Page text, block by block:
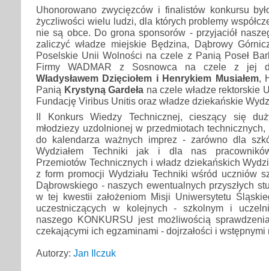
Uhonorowano zwycięzców i finalistów konkursu
życzliwości wielu ludzi, dla których problemy
nie są obce. Do grona sponsorów - przyjaciół
zaliczyć władze miejskie Będzina, Dąbrowy
Poselskie Unii Wolności na czele z Panią Poseł
Firmy WADMAR z Sosnowca na czele z jej
Władysławem Dzięciołem i Henrykiem Musiałem,
Panią Krystyną Gardeła na czele władze rektorskie
Fundację Viribus Unitis oraz władze dziekańskie
II Konkurs Wiedzy Technicznej, cieszący się
młodziezy uzdolnionej w przedmiotach technicznych,
do kalendarza ważnych imprez - zarówno dla
Wydziałem Techniki jak i dla nas
Przemiotów Technicznych i władz dziekańskich
z form promocji Wydziału Techniki wśród uczniów
Dąbrowskiego - naszych ewentualnych przyszłych
w tej kwestii założeniom Misji Uniwersytetu
uczestniczących w kolejnych - szkolnym i
naszego KONKURSU jest możliwością
czekającymi ich egzaminami - dojrzałości i
Autorzy: Jan Ilczuk